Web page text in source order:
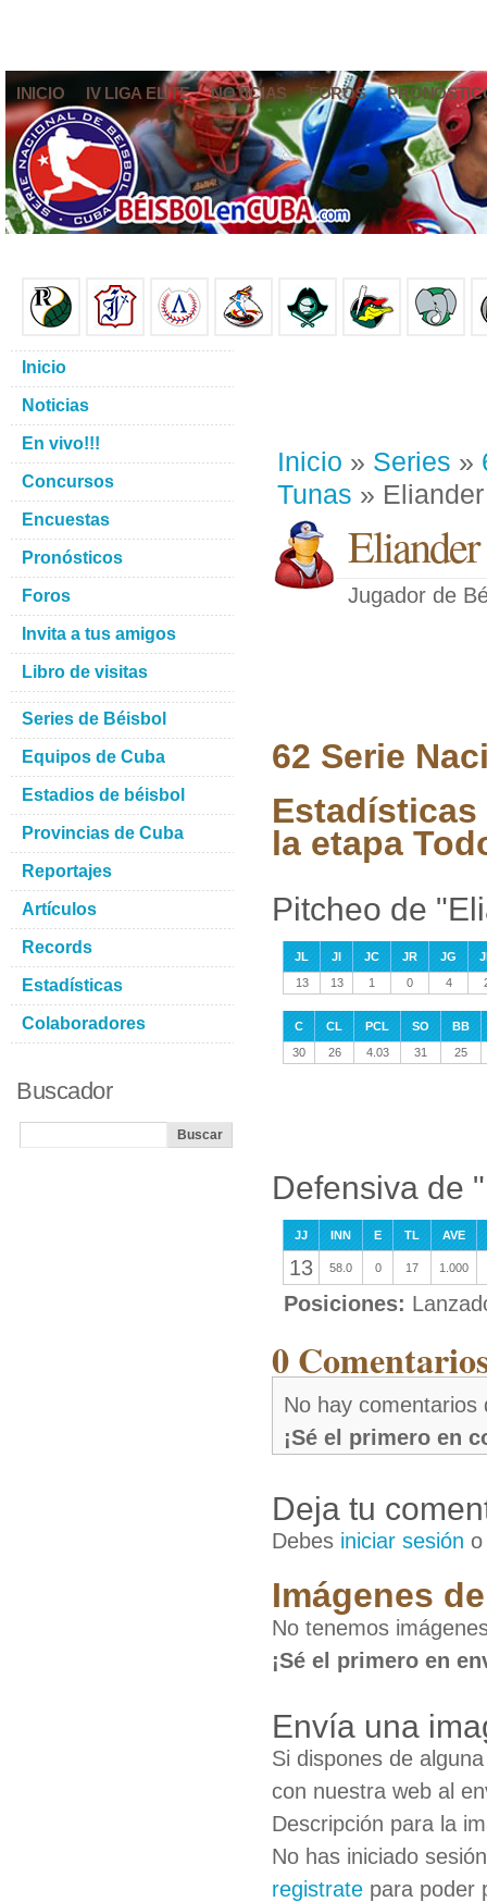
INICIO IV LIGA ELITE NOTICIAS FOROS
Inicio » Series »
Tunas »
Jugador de
62 Serie
Estadísticas
la etapa
Pitcheo de
JL JI JC JR JG
13
13 1 0 4
C CL PCL SO
BB
30
26 4.03 31 25
Defensiva de
JJ INN E TL AVE
13 58.0 0 17 1.000
Posiciones:
0
No hay comentarios
¡Sé el primero en
Deja tu
Debes iniciar sesión
Imágenes
No tenemos
¡Sé el primero en
Envía una
Si dispones de
con nuestra web al
Descripción para la
No has iniciado
registrate para poder
Inicio
Noticias
En vivo!!!
Concursos
Encuestas
Pronósticos
Foros
Invita a tus amigos
Libro de visitas
Series de Béisbol
Equipos de Cuba
Estadios de béisbol
Provincias de Cuba
Reportajes
Artículos
Records
Estadísticas
Colaboradores
Buscador